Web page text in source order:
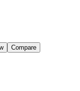
Compare